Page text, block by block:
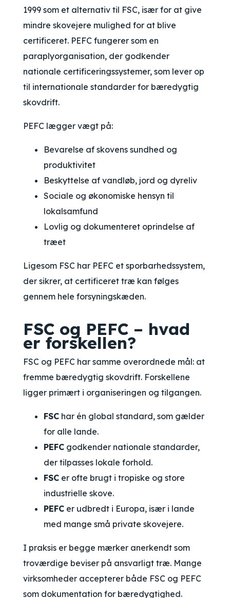
1999 som et alternativ til FSC, især for at give
mindre skovejere mulighed for at blive
certificeret. PEFC fungerer som en
paraplyorganisation, der godkender
nationale certificeringssystemer, som lever op
til internationale standarder for bæredygtig
skovdrift.
PEFC lægger vægt på:
Bevarelse af skovens sundhed og
produktivitet
Beskyttelse af vandløb, jord og dyreliv
Sociale og økonomiske hensyn til
lokalsamfund
Lovlig og dokumenteret oprindelse af
træet
Ligesom FSC har PEFC et sporbarhedssystem,
der sikrer, at certificeret træ kan følges
gennem hele forsyningskæden.
FSC og PEFC – hvad
er forskellen?
FSC og PEFC har samme overordnede mål: at
fremme bæredygtig skovdrift. Forskellene
ligger primært i organiseringen og tilgangen.
FSC har én global standard, som gælder
for alle lande.
PEFC godkender nationale standarder,
der tilpasses lokale forhold.
FSC er ofte brugt i tropiske og store
industrielle skove.
PEFC er udbredt i Europa, især i lande
med mange små private skovejere.
I praksis er begge mærker anerkendt som
troværdige beviser på ansvarligt træ. Mange
virksomheder accepterer både FSC og PEFC
som dokumentation for bæredygtighed.